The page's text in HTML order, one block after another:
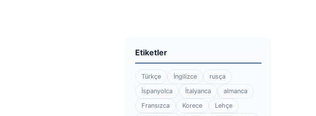
Etiketler
Türkçe İngilizce
rusça
İspanyolca
İtalyanca
almanca
Fransızca
Korece
Lehçe